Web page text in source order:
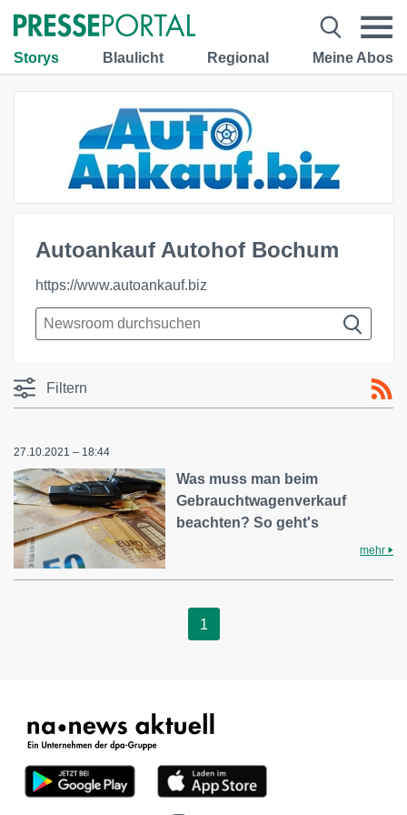
Storys Blaulicht Regional Meine Abos
Autoankauf Autohof Bochum
https://www.autoankauf.biz
Filtern
27.10.2021 – 18:44
Was muss man beim
Gebrauchtwagenverkauf
beachten? So geht's
mehr
1